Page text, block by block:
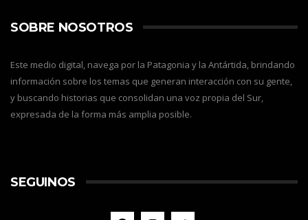
SOBRE NOSOTROS
Este medio digital, navega por la Patagonia y la Antártida, brindando
información sobre los temas que generan interacción con su gente,
y buscando historias que consolidan una voz propia del Sur,
expresada de la forma más amplia posible.
SEGUINOS